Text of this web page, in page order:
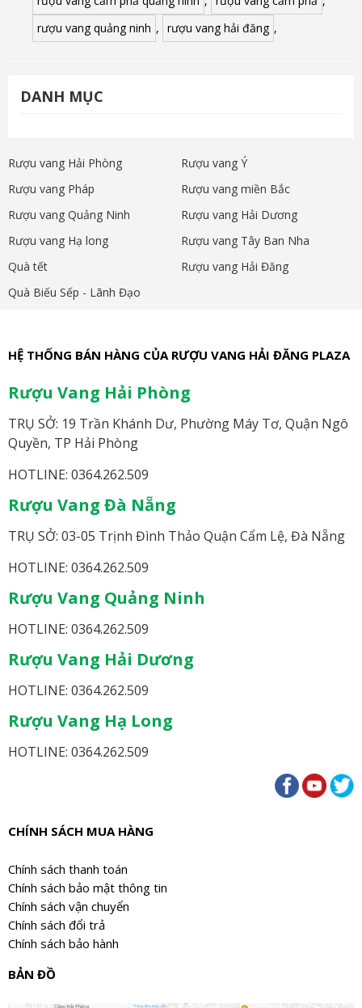
rượu vang quảng ninh , rượu vang hải đăng ,
DANH MỤC
Rượu vang Hải Phòng
Rượu vang Ý
Rượu vang Pháp
Rượu vang miền Bắc
Rượu vang Quảng Ninh
Rượu vang Hải Dương
Rượu vang Hạ long
Rượu vang Tây Ban Nha
Quà tết
Rượu vang Hải Đăng
Quà Biếu Sếp - Lãnh Đạo
HỆ THỐNG BÁN HÀNG CỦA RƯỢU VANG HẢI ĐĂNG PLAZA
Rượu Vang Hải Phòng
TRỤ SỞ: 19 Trần Khánh Dư, Phường Máy Tơ, Quận Ngô
Quyền, TP Hải Phòng
HOTLINE: 0364.262.509
Rượu Vang Đà Nẵng
TRỤ SỞ: 03-05 Trịnh Đình Thảo Quận Cẩm Lệ, Đà Nẵng
HOTLINE: 0364.262.509
Rượu Vang Quảng Ninh
HOTLINE: 0364.262.509
Rượu Vang Hải Dương
HOTLINE: 0364.262.509
Rượu Vang Hạ Long
HOTLINE: 0364.262.509
CHÍNH SÁCH MUA HÀNG
Chính sách thanh toán
Chính sách bảo mật thông tin
Chính sách vận chuyển
Chính sách đổi trả
Chính sách bảo hành
BẢN ĐỒ